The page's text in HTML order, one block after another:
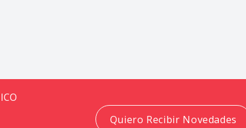
Quiero Recibir Novedades